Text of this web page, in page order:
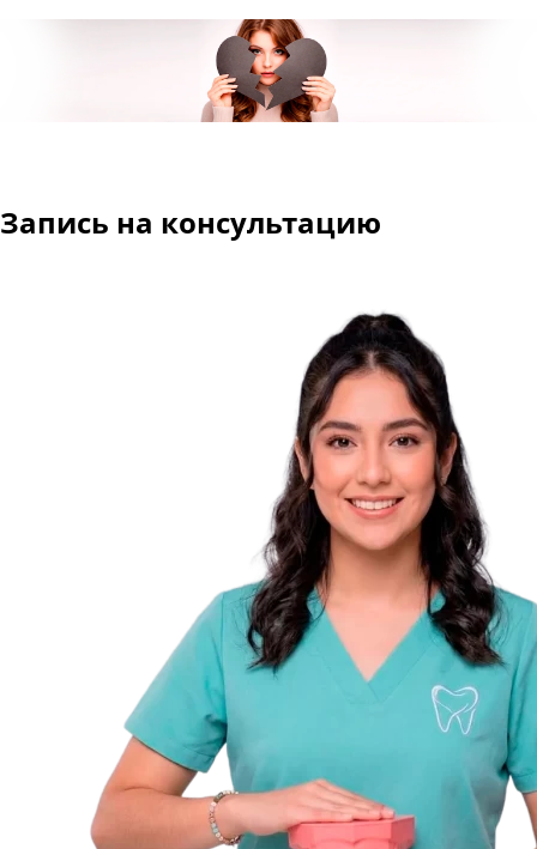
Запись на консультацию